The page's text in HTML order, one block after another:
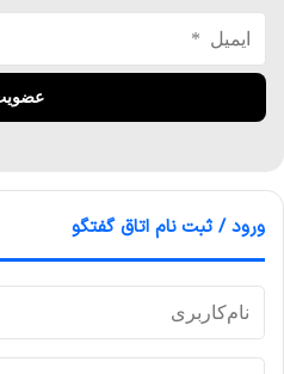
ورود / ثبت نام اتاق گفتگو